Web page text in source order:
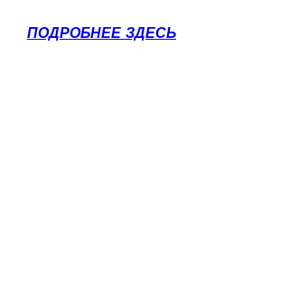
ПОДРОБНЕЕ ЗДЕСЬ